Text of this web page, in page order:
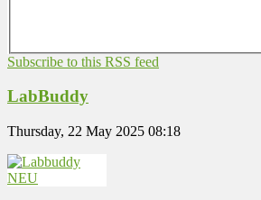
Subscribe to this RSS feed
LabBuddy
Thursday, 22 May 2025 08:18